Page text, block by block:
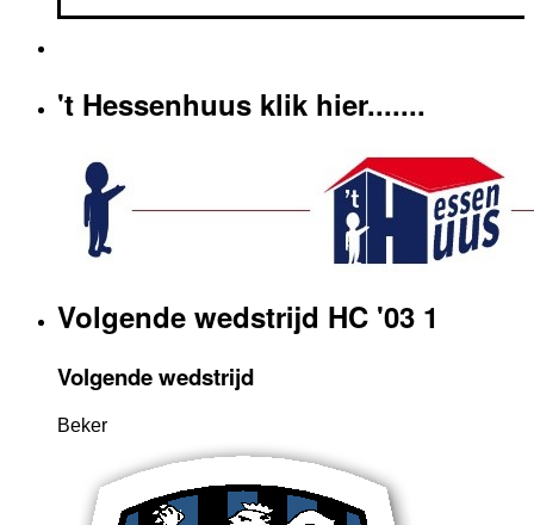
't Hessenhuus klik hier.......
Volgende wedstrijd HC '03 1
Volgende wedstrijd
Beker